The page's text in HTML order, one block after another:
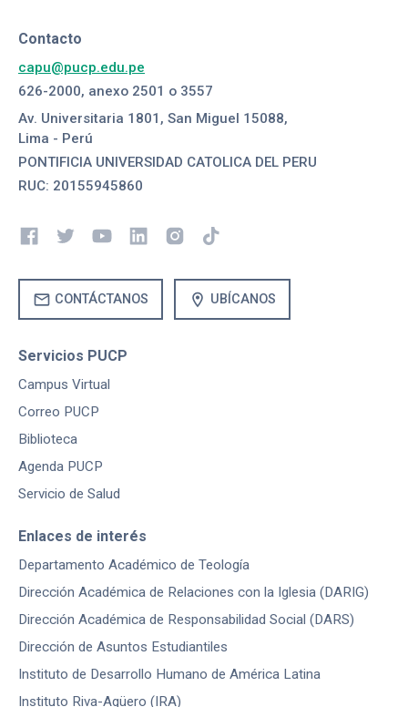
Contacto
capu@pucp.edu.pe
626-2000, anexo 2501 o 3557
Av. Universitaria 1801, San Miguel 15088,
Lima - Perú
PONTIFICIA UNIVERSIDAD CATOLICA DEL PERU
RUC: 20155945860
mail CONTÁCTANOS location_on UBÍCANOS
Servicios PUCP
Campus Virtual
Correo PUCP
Biblioteca
Agenda PUCP
Servicio de Salud
Enlaces de interés
Departamento Académico de Teología
Dirección Académica de Relaciones con la Iglesia (DARIG)
Dirección Académica de Responsabilidad Social (DARS)
Dirección de Asuntos Estudiantiles
Instituto de Desarrollo Humano de América Latina
Instituto Riva-Agüero (IRA)